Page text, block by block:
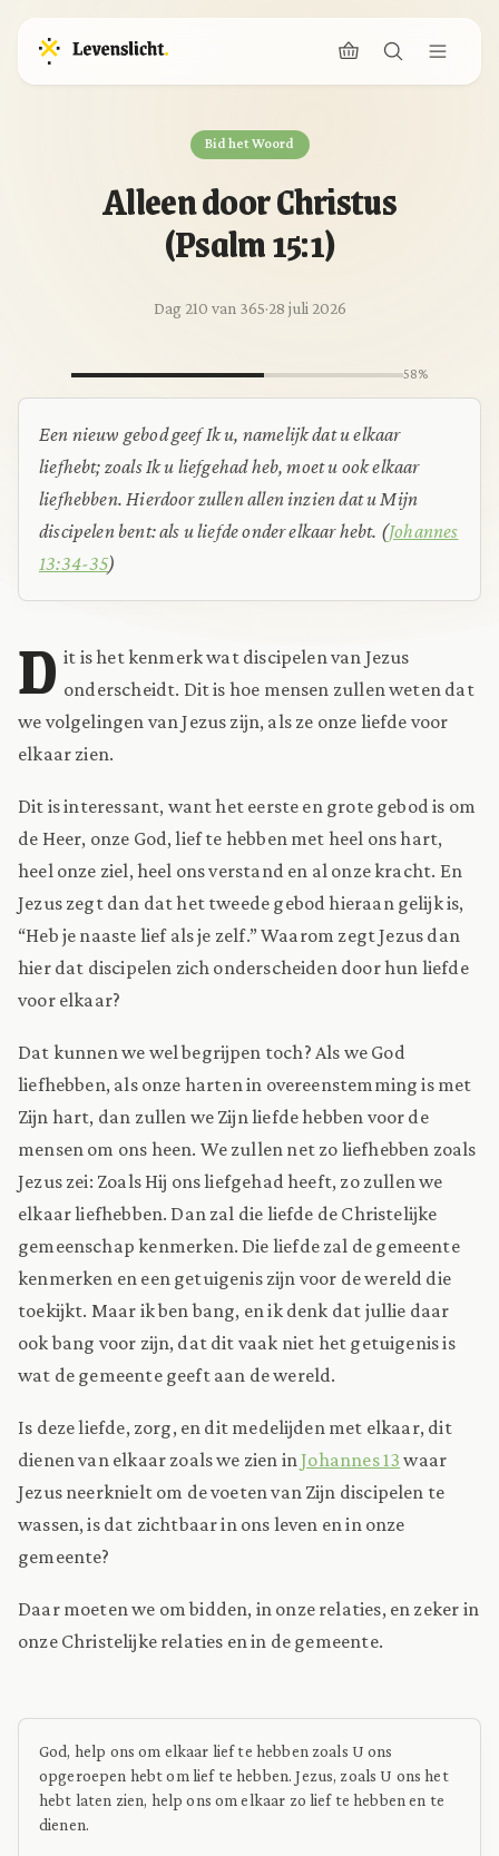
Bid het Woord
Alleen door Christus
(Psalm 15:1)
Dag 210 van 365·28 juli 2026
58%
Een nieuw gebod geef Ik u, namelijk dat u elkaar
liefhebt; zoals Ik u liefgehad heb, moet u ook elkaar
liefhebben. Hierdoor zullen allen inzien dat u Mijn
discipelen bent: als u liefde onder elkaar hebt. (Johannes
13:34-35)
D it is het kenmerk wat discipelen van Jezus
onderscheidt. Dit is hoe mensen zullen weten dat
we volgelingen van Jezus zijn, als ze onze liefde voor
elkaar zien.
Dit is interessant, want het eerste en grote gebod is om
de Heer, onze God, lief te hebben met heel ons hart,
heel onze ziel, heel ons verstand en al onze kracht. En
Jezus zegt dan dat het tweede gebod hieraan gelijk is,
“Heb je naaste lief als je zelf.” Waarom zegt Jezus dan
hier dat discipelen zich onderscheiden door hun liefde
voor elkaar?
Dat kunnen we wel begrijpen toch? Als we God
liefhebben, als onze harten in overeenstemming is met
Zijn hart, dan zullen we Zijn liefde hebben voor de
mensen om ons heen. We zullen net zo liefhebben zoals
Jezus zei: Zoals Hij ons liefgehad heeft, zo zullen we
elkaar liefhebben. Dan zal die liefde de Christelijke
gemeenschap kenmerken. Die liefde zal de gemeente
kenmerken en een getuigenis zijn voor de wereld die
toekijkt. Maar ik ben bang, en ik denk dat jullie daar
ook bang voor zijn, dat dit vaak niet het getuigenis is
wat de gemeente geeft aan de wereld.
Is deze liefde, zorg, en dit medelijden met elkaar, dit
dienen van elkaar zoals we zien inJohannes 13 waar
Jezus neerknielt om de voeten van Zijn discipelen te
wassen, is dat zichtbaar in ons leven en in onze
gemeente?
Daar moeten we om bidden, in onze relaties, en zeker in
onze Christelijke relaties en in de gemeente.
God, help ons om elkaar lief te hebben zoals U ons
opgeroepen hebt om lief te hebben. Jezus, zoals U ons het
hebt laten zien, help ons om elkaar zo lief te hebben en te
dienen.